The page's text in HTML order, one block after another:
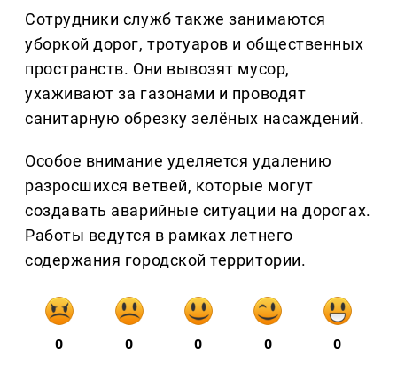
Сотрудники служб также занимаются
уборкой дорог, тротуаров и общественных
пространств. Они вывозят мусор,
ухаживают за газонами и проводят
санитарную обрезку зелёных насаждений.
Особое внимание уделяется удалению
разросшихся ветвей, которые могут
создавать аварийные ситуации на дорогах.
Работы ведутся в рамках летнего
содержания городской территории.
0 0 0 0 0